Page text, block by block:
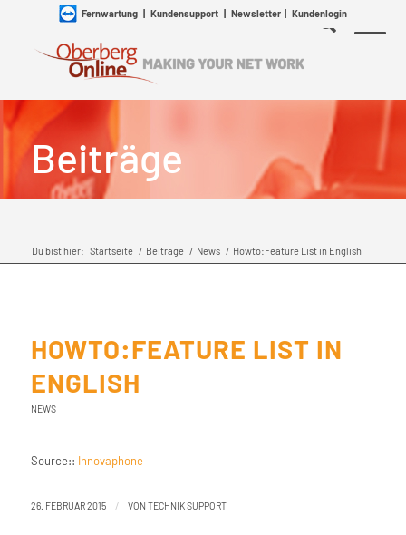
Fernwartung| Kundensupport| Newsletter| Kundenlogin
Beiträge
Du bist hier: Startseite / Beiträge / News / Howto:Feature List in English
HOWTO:FEATURE LIST IN
ENGLISH
NEWS
Source:: Innovaphone
26. FEBRUAR 2015 / VON TECHNIK SUPPORT